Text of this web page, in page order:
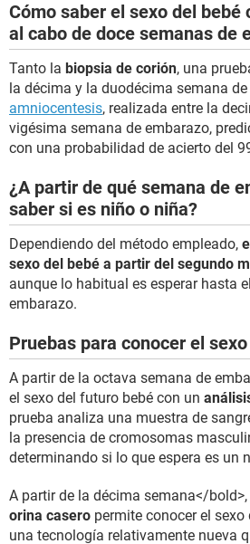
Cómo saber el sexo del bebé
al cabo de doce semanas de
Tanto la biopsia de corión, una
la décima y la duodécima semana
amniocentesis, realizada entre la
vigésima semana de embarazo,
con una probabilidad de acierto del
¿A partir de qué semana de
saber si es niño o niña?
Dependiendo del método empleado,
sexo del bebé a partir del segundo
aunque lo habitual es esperar hasta
embarazo.
Pruebas para conocer el
A partir de la octava semana de
el sexo del futuro bebé con un
prueba analiza una muestra de
la presencia de cromosomas
determinando si lo que espera es un
A partir de la décima semana</
orina casero permite conocer el
una tecnología relativamente nueva